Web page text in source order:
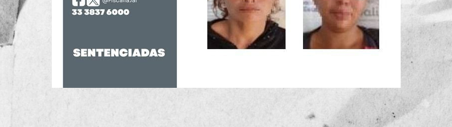
La Vicefiscalía en Investigación Especializada en Atención a Mujeres, Niñas, Niños y Adolescentes logró una histórica
sentencia condenatoria por trata de personas, en su modalidad de prostitución ajena, bajo el nuevo sistema de Juicio Oral en